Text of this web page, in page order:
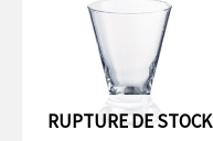
RUPTURE DE STOCK